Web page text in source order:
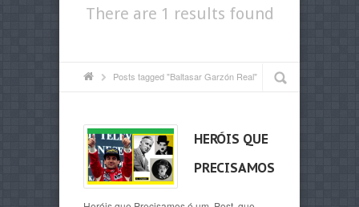
There are 1 results found
Posts tagged "Baltasar Garzón Real"
HERÓIS QUE
PRECISAMOS